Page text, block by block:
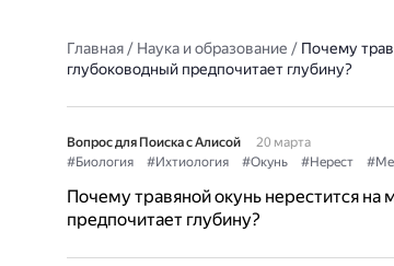
Главная/ Наука и образование / Почему
глубоководный предпочитает глубину?
Вопрос для Поиска с Алисой
20 марта
#Биология
#Ихтиология #Окунь #Нерест
Почему травяной окунь нерестится на
предпочитает глубину?